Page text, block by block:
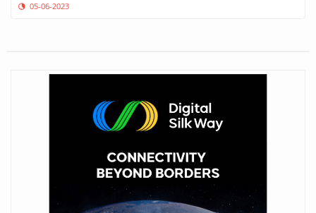
05-06-2023